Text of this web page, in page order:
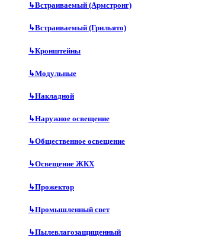
↳Встраиваемый (Армстронг)
↳Встраиваемый (Грильято)
↳Кронштейны
↳Модульные
↳Накладной
↳Наружное освещение
↳Общественное освещение
↳Освещение ЖКХ
↳Прожектор
↳Промышленный свет
↳Пылевлагозащищенный